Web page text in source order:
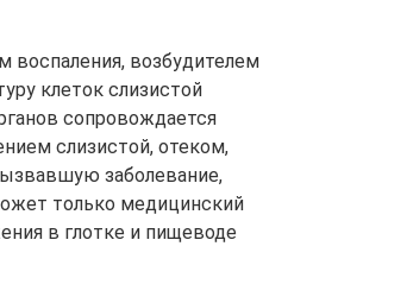
воспаления, возбудителем
клеток слизистой
сопровождается
слизистой, отеком,
заболевание,
только медицинский
в глотке и пищеводе